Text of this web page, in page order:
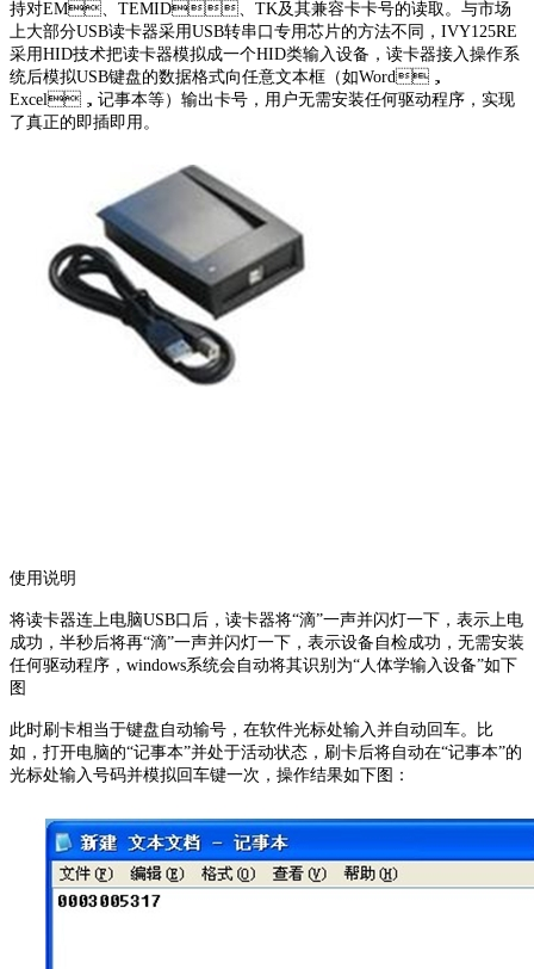
持对EM、TEMID、TK及其兼容卡卡号的读取。与市场
上大部分USB读卡器采用USB转串口专用芯片的方法不同，IVY125RE
采用HID技术把读卡器模拟成一个HID类输入设备，读卡器接入操作系
统后模拟USB键盘的数据格式向任意文本框（如Word，
Excel，记事本等）输出卡号，用户无需安装任何驱动程序，实现
了真正的即插即用。
使用说明
将读卡器连上电脑USB口后，读卡器将“滴”一声并闪灯一下，表示上电
成功，半秒后将再“滴”一声并闪灯一下，表示设备自检成功，无需安装
任何驱动程序，windows系统会自动将其识别为“人体学输入设备”如下
图
此时刷卡相当于键盘自动输号，在软件光标处输入并自动回车。比
如，打开电脑的“记事本”并处于活动状态，刷卡后将自动在“记事本”的
光标处输入号码并模拟回车键一次，操作结果如下图：